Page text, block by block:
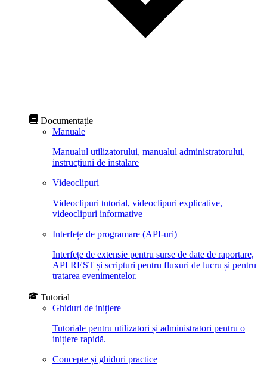
Documentație
Manuale
Manualul utilizatorului, manualul administratorului,
instrucțiuni de instalare
Videoclipuri
Videoclipuri tutorial, videoclipuri explicative,
videoclipuri informative
Interfețe de programare (API-uri)
Interfețe de extensie pentru surse de date de raportare,
API REST și scripturi pentru fluxuri de lucru și pentru
tratarea evenimentelor.
Tutorial
Ghiduri de inițiere
Tutoriale pentru utilizatori și administratori pentru o
inițiere rapidă.
Concepte și ghiduri practice